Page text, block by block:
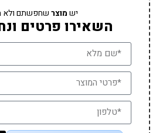
ישמוצרשחפשתם ולא
השאירו פרטים